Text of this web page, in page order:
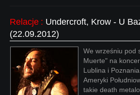
Relacje : Undercroft, Krow - U
(22.09.2012)
We wrześniu pod
Muerte" na
Lublina i
Ameryki
takie death